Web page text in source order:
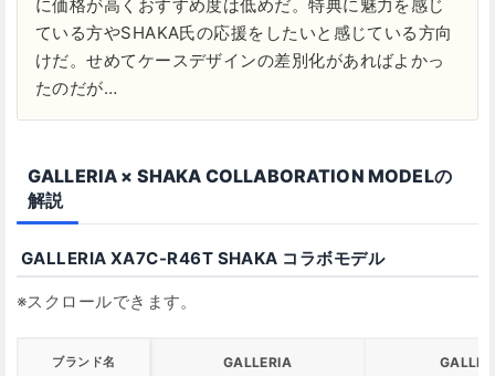
に価格が高くおすすめ度は低めだ。特典に魅力を感じ
ている方やSHAKA氏の応援をしたいと感じている方向
けだ。せめてケースデザインの差別化があればよかっ
たのだが…
GALLERIA × SHAKA COLLABORATION MODELの
解説
GALLERIA XA7C-R46T SHAKA コラボモデル
ブランド名 GALLERIA